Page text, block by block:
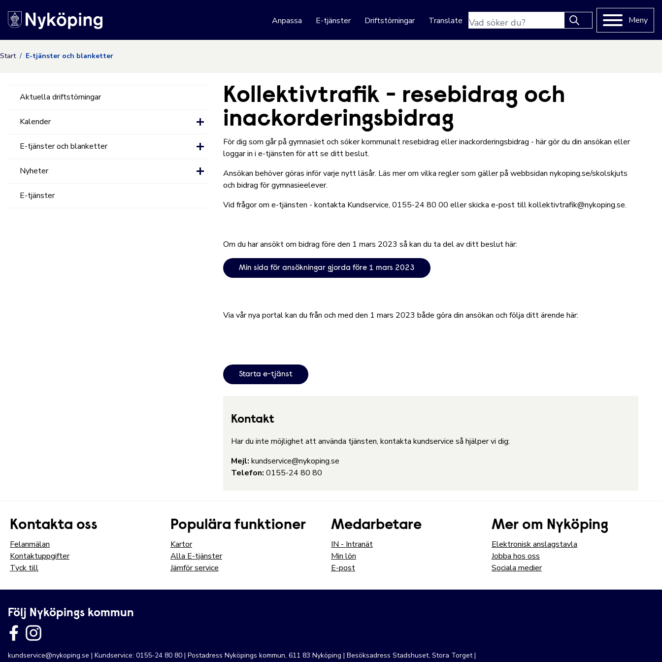
Nyköpings kommuns webbplats
Anpassa E-tjänster Driftstörningar Translate
Sökfras
Meny
Start E-tjänster och blanketter
Kollektivtrafik - resebidrag och
inackorderingsbidrag
För dig som går på gymnasiet och söker kommunalt resebidrag eller inackorderingsbidrag - här gör du din ansökan eller
loggar in i e-tjänsten för att se ditt beslut.
Ansökan behöver göras inför varje nytt läsår. Läs mer om vilka regler som gäller på webbsidan nykoping.se/skolskjuts
och bidrag för gymnasieelever.
Vid frågor om e-tjänsten - kontakta Kundservice, 0155-24 80 00 eller skicka e-post tillkollektivtrafik@nykoping.se.
Om du har ansökt om bidrag före den 1 mars 2023 så kan du ta del av ditt beslut här:
Min sida för ansökningar gjorda före 1 mars 2023
Via vår nya portal kan du från och med den 1 mars 2023 både göra din ansökan och följa ditt ärende här:
Starta e-tjänst
Kontakt
Har du inte möjlighet att använda tjänsten, kontakta kundservice så hjälper vi dig:
Mejl: kundservice@nykoping.se
Telefon: 0155-24 80 80
Aktuella driftstörningar
Kalender
E-tjänster och blanketter
Nyheter
E-tjänster
Kontakta oss
Felanmälan
Kontaktuppgifter
Tyck till
Populära funktioner
Kartor
Alla E-tjänster
Jämför service
Medarbetare
IN - Intranät
Min lön
E-post
Mer om Nyköping
Elektronisk anslagstavla
Jobba hos oss
Sociala medier
Följ Nyköpings kommun
kundservice@nykoping.se | Kundservice: 0155-24 80 80 | Postadress Nyköpings kommun, 611 83 Nyköping | Besöksadress Stadshuset, Stora Torget |